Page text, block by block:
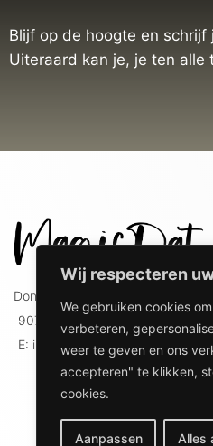
Wij respecteren
We gebruiken cookies
verbeteren,
weer te geven en ons
accepteren" te klikken,
cookies.
Aanpassen Alles
Blijf op de hoogte en
Uiteraard kan je, je ten alle
Doniaweg 9
9074 AE Hallum
E: info@magicdat.nl